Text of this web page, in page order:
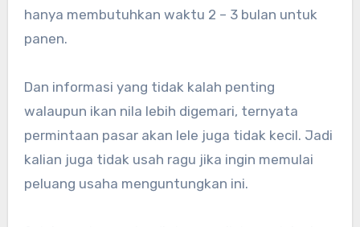
hanya membutuhkan waktu 2 – 3 bulan untuk
panen.
Dan informasi yang tidak kalah penting
walaupun ikan nila lebih digemari, ternyata
permintaan pasar akan lele juga tidak kecil. Jadi
kalian juga tidak usah ragu jika ingin memulai
peluang usaha menguntungkan ini.